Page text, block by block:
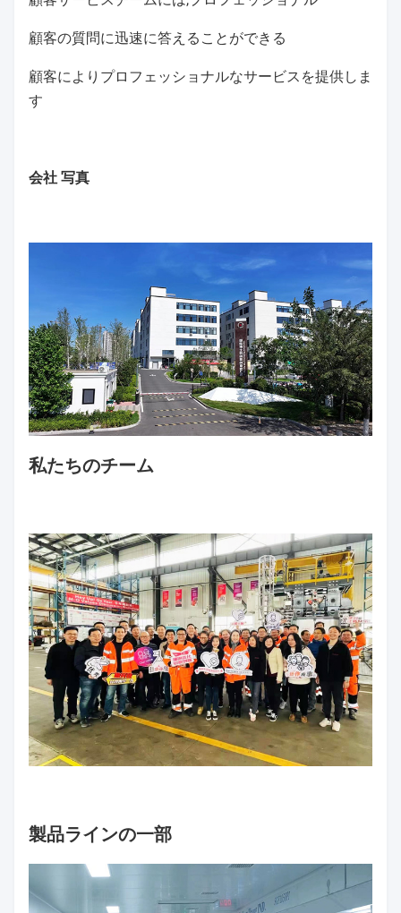
食品包装材料の製造に特化したメーカーです 主な製
品としては
食品包装フィルム,プラスチック食品袋,収縮袋,ソーセ
ージカビ,生分解性製品
私たちの会社は,多くの年の蓄積によって,
厳格な品質チェックを通過し,
顧客サービスチームには,プロフェッショナル
顧客の質問に迅速に答えることができる
顧客によりプロフェッショナルなサービスを提供しま
す
会社 写真
私たちのチーム